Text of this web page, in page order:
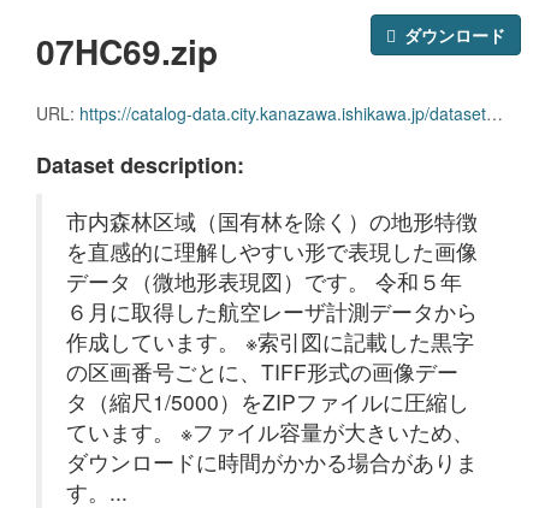
ダウンロード
07HC69.zip
URL: https://catalog-data.city.kanazawa.ishikawa.jp/dataset/673a9382-17ad-439b-9a75-c5c8645d2331/resource/466b8dc3-4dd2-4b93-bcc8-2a3a3d4ec421/download/07hc69.zip
Dataset description:
市内森林区域（国有林を除く）の地形特徴
を直感的に理解しやすい形で表現した画像
データ（微地形表現図）です。 令和５年
６月に取得した航空レーザ計測データから
作成しています。 ※索引図に記載した黒字
の区画番号ごとに、TIFF形式の画像デー
タ（縮尺1/5000）をZIPファイルに圧縮し
ています。 ※ファイル容量が大きいため、
ダウンロードに時間がかかる場合がありま
す。...